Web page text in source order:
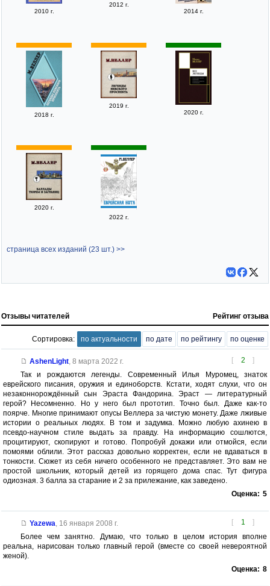
2010 г.
2012 г.
2014 г.
2018 г.
2019 г.
2020 г.
2020 г.
2022 г.
страница всех изданий (23 шт.) >>
Отзывы читателей Рейтинг отзыва
Сортировка: по актуальности по дате по рейтингу по оценке
[ 2 ]
AshenLight, 8 марта 2022 г.
Так и рождаются легенды. Современный Илья Муромец, знаток
еврейского писания, оружия и единоборств. Кстати, ходят слухи, что он
незаконнорождённый сын Эраста Фандорина. Эраст — литературный
герой? Несомненно. Но у него был прототип. Точно был. Даже как-то
поярче. Многие принимают опусы Веллера за чистую монету. Даже лживые
истории о реальных людях. В том и задумка. Можно любую ахинею в
псевдо-научном стиле выдать за правду. На информацию сошлются,
процитируют, скопируют и готово. Попробуй докажи или отмойся, если
помоями облили. Этот рассказ довольно корректен, если не вдаваться в
тонкости. Сюжет из себя ничего особенного не представляет. Это вам не
простой школьник, который детей из горящего дома спас. Тут фигура
одиозная. 3 балла за старание и 2 за прилежание, как заведено.
Оценка: 5
[ 1 ]
Yazewa 16 января 2008 г.
Более чем занятно. Думаю, что только в целом история вполне
реальна, нарисован только главный герой (вместе со своей невероятной
женой).
Оценка: 8